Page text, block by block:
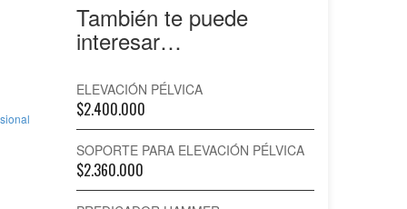
También te puede
interesar…
ELEVACIÓN PÉLVICA
$2.400.000
SOPORTE PARA ELEVACIÓN PÉLVICA
$2.360.000